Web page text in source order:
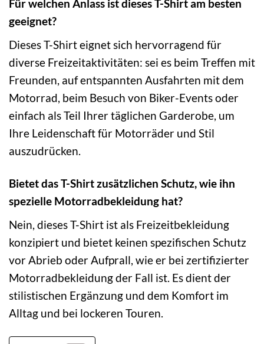
Für welchen Anlass ist dieses T-Shirt am besten
geeignet?
Dieses T-Shirt eignet sich hervorragend für
diverse Freizeitaktivitäten: sei es beim Treffen mit
Freunden, auf entspannten Ausfahrten mit dem
Motorrad, beim Besuch von Biker-Events oder
einfach als Teil Ihrer täglichen Garderobe, um
Ihre Leidenschaft für Motorräder und Stil
auszudrücken.
Bietet das T-Shirt zusätzlichen Schutz, wie ihn
spezielle Motorradbekleidung hat?
Nein, dieses T-Shirt ist als Freizeitbekleidung
konzipiert und bietet keinen spezifischen Schutz
vor Abrieb oder Aufprall, wie er bei zertifizierter
Motorradbekleidung der Fall ist. Es dient der
stilistischen Ergänzung und dem Komfort im
Alltag und bei lockeren Touren.